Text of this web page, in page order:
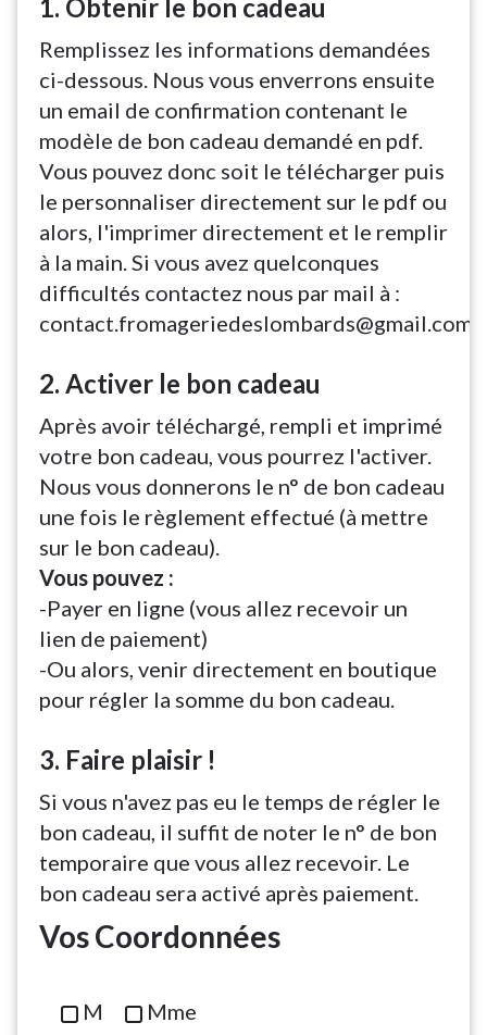
1. Obtenir le bon cadeau
Remplissez les informations demandées
ci-dessous. Nous vous enverrons ensuite
un email de confirmation contenant le
modèle de bon cadeau demandé en pdf.
Vous pouvez donc soit le télécharger puis
le personnaliser directement sur le pdf ou
alors, l'imprimer directement et le remplir
à la main. Si vous avez quelconques
difficultés contactez nous par mail à :
contact.fromageriedeslombards@gmail.com
2. Activer le bon cadeau
Après avoir téléchargé, rempli et imprimé
votre bon cadeau, vous pourrez l'activer.
Nous vous donnerons le n° de bon cadeau
une fois le règlement effectué (à mettre
sur le bon cadeau).
Vous pouvez :
-Payer en ligne (vous allez recevoir un
lien de paiement)
-Ou alors, venir directement en boutique
pour régler la somme du bon cadeau.
3. Faire plaisir !
Si vous n'avez pas eu le temps de régler le
bon cadeau, il suffit de noter le n° de bon
temporaire que vous allez recevoir. Le
bon cadeau sera activé après paiement.
Vos Coordonnées
M
Mme